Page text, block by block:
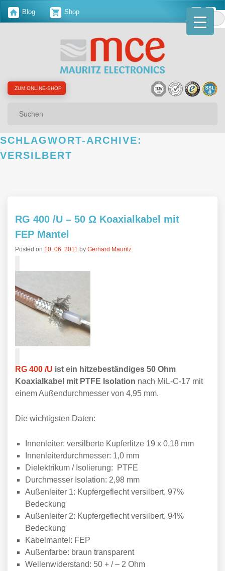
Blog Shop
ZUM ONLINE-SHOP
SCHLAGWORT-ARCHIVE:
VERSILBERT
RG 400 /U – 50 Ω Koaxialkabel mit
FEP Mantel
Posted on 10. 06. 2011 by Gerhard Mauritz
RG 400 /U ist ein hitzebeständiges 50 Ohm
Koaxialkabel mit PTFE Isolation nach MiL-C-17 mit
einem Außendurchmesser von 4,95 mm.
Die wichtigsten Daten:
Innenleiter: versilberte Kupferlitze 19 x 0,18 mm
Innenleiterdurchmesser: 1,0 mm
Dielektrikum / Isolierung: PTFE
Durchmesser Isolation: 2,98 mm
Außenleiter 1: Kupfergeflecht versilbert, 97%
Bedeckung
Außenleiter 2: Kupfergeflecht versilbert, 94%
Bedeckung
Kabelmantel: FEP
Außenfarbe: braun transparent
Wellenwiderstand: 50 + / – 2 Ohm